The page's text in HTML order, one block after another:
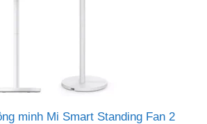
minh Mi Smart Standing Fan 2